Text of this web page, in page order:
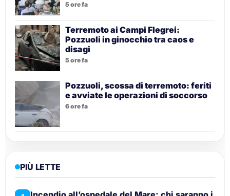
5 ore fa
Terremoto ai Campi Flegrei:
Pozzuoli in ginocchio tra caos e
disagi
5 ore fa
Pozzuoli, scossa di terremoto: feriti
e avviate le operazioni di soccorso
6 ore fa
PIÙ LETTE